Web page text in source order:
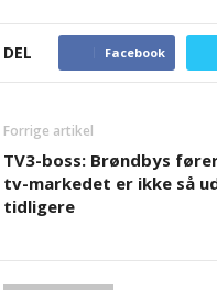
DEL Facebook
Forrige artikel
TV3-boss: Brøndbys
tv-markedet er ikke så
tidligere